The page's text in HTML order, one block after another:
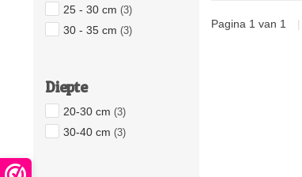
25 - 30 cm (3)
30 - 35 cm (3)
Diepte
20-30 cm (3)
30-40 cm (3)
Pagina 1 van 1 |